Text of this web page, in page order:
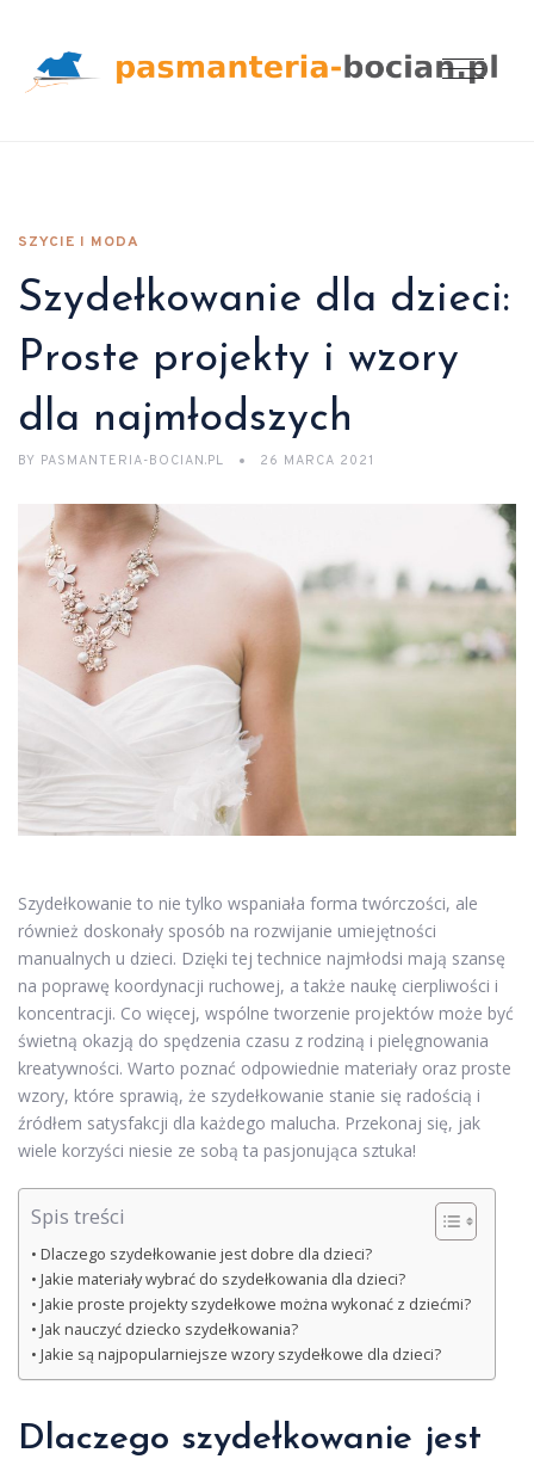
SZYCIE I MODA
Szydełkowanie dla dzieci:
Proste projekty i wzory
dla najmłodszych
BY PASMANTERIA-BOCIAN.PL 26 MARCA 2021
Szydełkowanie to nie tylko wspaniała forma twórczości, ale
również doskonały sposób na rozwijanie umiejętności
manualnych u dzieci. Dzięki tej technice najmłodsi mają szansę
na poprawę koordynacji ruchowej, a także naukę cierpliwości i
koncentracji. Co więcej, wspólne tworzenie projektów może być
świetną okazją do spędzenia czasu z rodziną i pielęgnowania
kreatywności. Warto poznać odpowiednie materiały oraz proste
wzory, które sprawią, że szydełkowanie stanie się radością i
źródłem satysfakcji dla każdego malucha. Przekonaj się, jak
wiele korzyści niesie ze sobą ta pasjonująca sztuka!
Spis treści
Dlaczego szydełkowanie jest dobre dla dzieci?
Jakie materiały wybrać do szydełkowania dla dzieci?
Jakie proste projekty szydełkowe można wykonać z dziećmi?
Jak nauczyć dziecko szydełkowania?
Jakie są najpopularniejsze wzory szydełkowe dla dzieci?
Dlaczego szydełkowanie jest